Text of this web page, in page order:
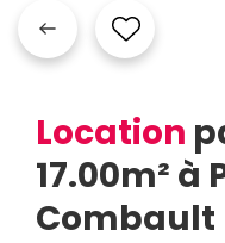
Location
17.00m²
Combault